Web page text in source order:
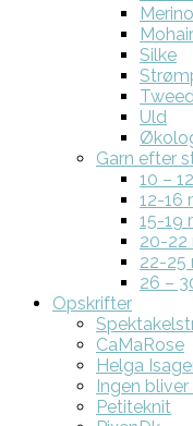
Mohair
Silke
Uld
Garn efter
10 –
12-16
15-19
20-22
22-25
26 –
Opskrifter
CaMaRose
Helga
Ingen
Petiteknit